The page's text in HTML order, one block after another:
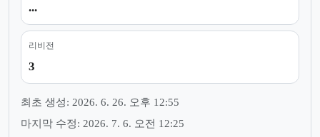
...
리비전
3
최초 생성: 2026. 6. 26. 오후 12:55
마지막 수정: 2026. 7. 6. 오전 12:25